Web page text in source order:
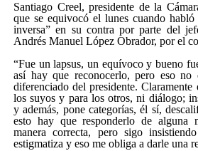
Santiago Creel, presidente de la
que se equivocó el lunes cuando
inversa” en su contra por parte del
Andrés Manuel López Obrador, por el
“Fue un lapsus, un equívoco y bueno
así hay que reconocerlo, pero eso
diferenciado del presidente. Claramente
los suyos y para los otros, ni diálogo;
y además, pone categorías, él sí,
esto hay que responderlo de alguna
manera correcta, pero sigo
estigmatiza y eso me obliga a darle una